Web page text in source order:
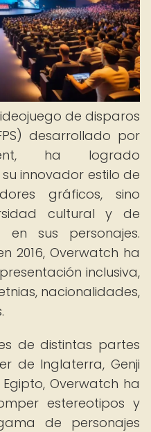
de disparos
desarrollado por
ha logrado
innovador estilo de
gráficos, sino
cultural y de
sus personajes.
2016, Overwatch ha
inclusiva,
nacionalidades,
de distintas partes
de Inglaterra, Genji
Overwatch ha
estereotipos y
de personajes